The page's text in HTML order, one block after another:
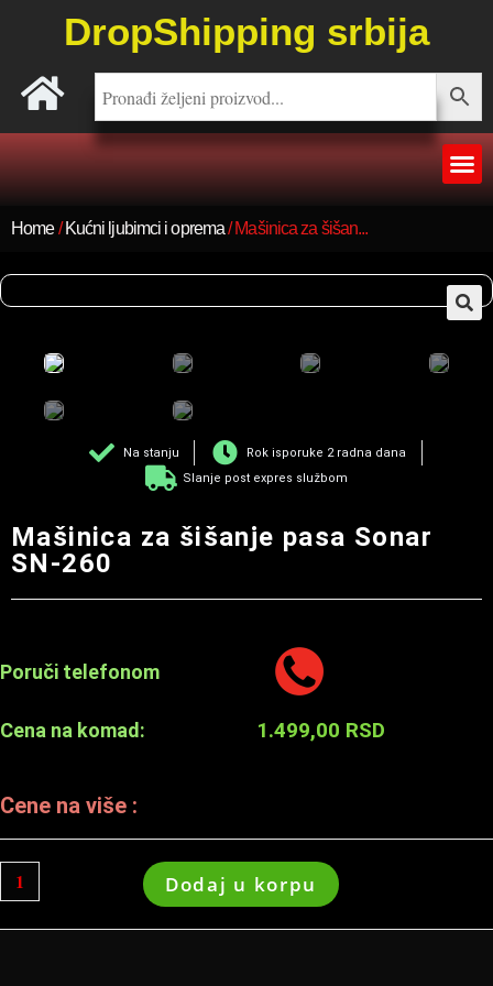
DropShipping srbija
Home/Kućni ljubimci i oprema/ Mašinica za šišan...
Na stanju
Rok isporuke 2 radna dana
Slanje post expres službom
Mašinica za šišanje pasa Sonar
SN-260
Poruči telefonom
Cena na komad: 1.499,00 RSD
Cene na više :
Dodaj u korpu